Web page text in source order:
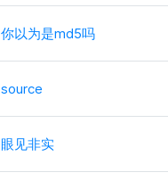
你以为是md5吗
source
眼见非实